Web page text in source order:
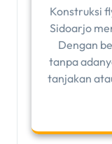
Konstruksi
Sidoarjo
Dengan
tanpa
tanjakan